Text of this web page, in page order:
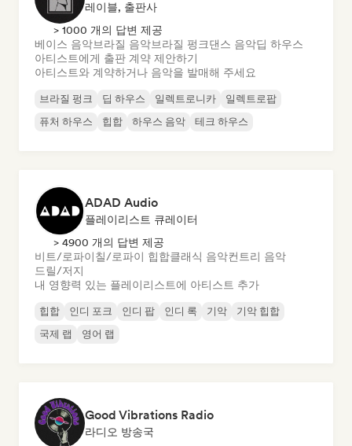
레이블, 출판사
> 1000 개의 답변 제공
베이스 음악브라질 음악브라질 펑크댄스 음악딥 하우스
아티스트에게 출판 계약 제안하기
아티스트와 계약하거나 음악을 발매해 주세요
브라질 펑크 딥 하우스 일렉트로니카
일렉트로팝
퓨처 하우스
힙합 하우스 음악 테크 하우스
ADAD Audio
플레이리스트 큐레이터
> 4900 개의 답변 제공
비트/로파이칠/로파이 힙합클래식 음악컨트리 음악
드릴/저지
내 영향력 있는 플레이리스트에 아티스트 추가
힙합 인디 포크 인디 팝 인디 록 기악
기악 힙합
국제 랩
영어 랩
Good Vibrations Radio
라디오 방송국